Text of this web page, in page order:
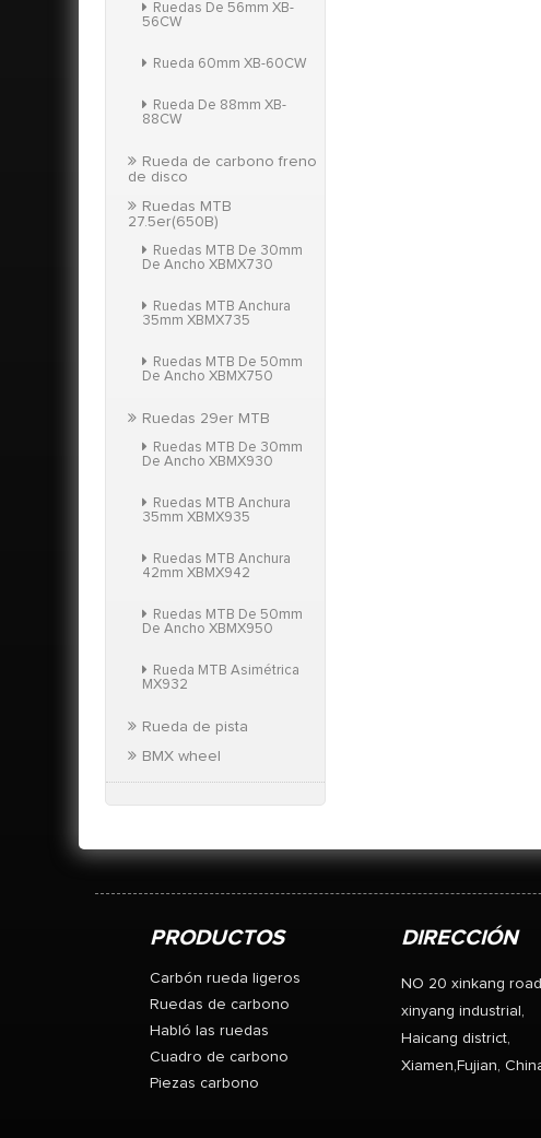
Ruedas De 56mm XB-
56CW
Rueda 60mm XB-60CW
Rueda De 88mm XB-
88CW
Rueda de carbono freno
de disco
Ruedas MTB
27.5er(650B)
Ruedas MTB De 30mm
De Ancho XBMX730
Ruedas MTB Anchura
35mm XBMX735
Ruedas MTB De 50mm
De Ancho XBMX750
Ruedas 29er MTB
Ruedas MTB De 30mm
De Ancho XBMX930
Ruedas MTB Anchura
35mm XBMX935
Ruedas MTB Anchura
42mm XBMX942
Ruedas MTB De 50mm
De Ancho XBMX950
Rueda MTB Asimétrica
MX932
Rueda de pista
BMX wheel
PRODUCTOS
Carbón rueda ligeros
Ruedas de carbono
Habló las ruedas
Cuadro de carbono
Piezas carbono
DIRECCIÓN
NO 20 xinkang
xinyang industrial,
Haicang district,
Xiamen,Fujian,